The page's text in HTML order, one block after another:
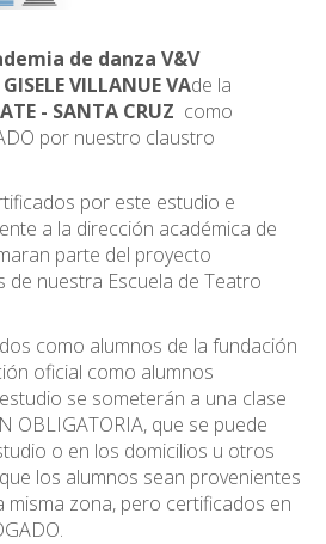
de danza V&V
GISELE VILLANUE VAde la
- SANTA CRUZ como
por nuestro claustro
por este estudio e
a la dirección académica de
parte del proyecto
de nuestra Escuela de Teatro
como alumnos de la fundación
oficial como alumnos
se someterán a una clase
OBLIGATORIA, que se puede
o en los domicilios u otros
los alumnos sean provenientes
zona, pero certificados en